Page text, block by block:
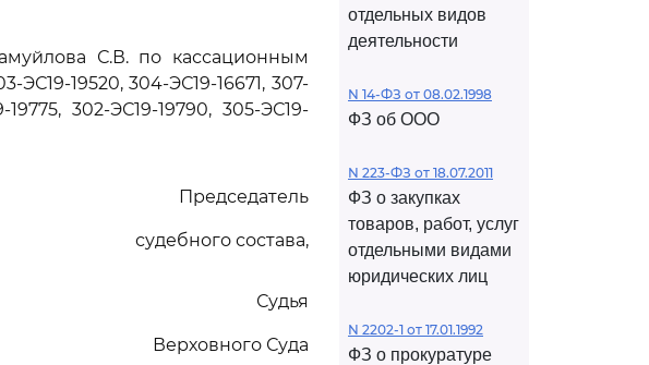
С.В. по кассационным
ЭС19-19520, 304-ЭС19-16671, 307-
19775, 302-ЭС19-19790, 305-ЭС19-
Председатель
судебного состава,
Судья
Верховного Суда
отдельных видов
деятельности
N 14-ФЗ от 08.02.1998
ФЗ об ООО
N 223-ФЗ от 18.07.2011
ФЗ о закупках
товаров, работ, услуг
отдельными видами
юридических лиц
N 2202-1 от 17.01.1992
ФЗ о прокуратуре